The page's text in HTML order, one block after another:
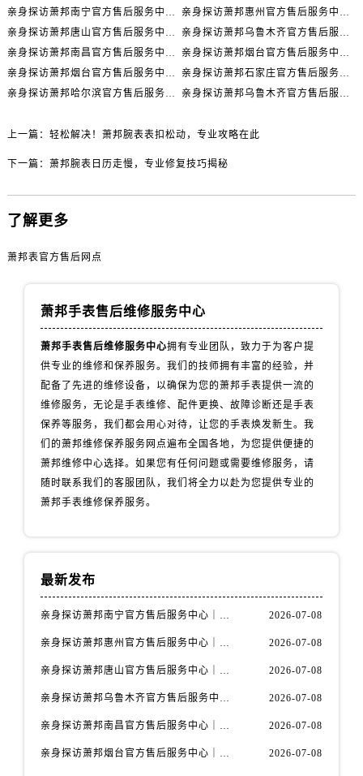
内蒙古自治区包头市青山区幸福路甲3号王府井百货名表维修萧邦售后服务中心（需提前预约）
内蒙古自治区赤峰市红山区哈达街萧邦售后服务中心（需提前预约）
内蒙古自治区鄂尔多斯市东胜区伊金霍洛街萧邦售后服务中心（需提前预约）
内蒙古自治区呼伦贝尔市海拉尔区中央街萧邦售后服务中心（需提前预约）
内蒙古自治区通辽市科尔沁区明仁大街萧邦售后服务中心（需提前预约）
山西省太原市迎泽区迎泽街道解放路15号亨得利名表维修授权店3楼萧邦售后服务中心（需提前预约）
安徽省池州市贵池区长江路萧邦售后服务中心（需提前预约）
亲身探访萧邦南宁官方售后服务中心｜网点地址与电话（2026年7月最新）
亲身探访萧邦惠州官方售后服务中心｜网点地址及热线（2026年7月最新）
亲身探访萧邦唐山官方售后服务中心｜全新地址及服务热线（2026年7月最新）
亲身探访萧邦乌鲁木齐官方售后服务中心｜网点地址与服务热线（2026年7月最新）
亲身探访萧邦南昌官方售后服务中心｜详细地址及客服热线（2026年7月最新）
亲身探访萧邦烟台官方售后服务中心｜全新官方服务电话与地址（2026年7月最新）
亲身探访萧邦烟台官方售后服务中心｜全部地址与客服热线（2026年7月最新）
亲身探访萧邦石家庄官方售后服务中心｜服务热线及办公地址（2026年7月最新）
亲身探访萧邦哈尔滨官方售后服务中心｜全新地址及服务热线（2026年7月最新）
亲身探访萧邦乌鲁木齐官方售后服务中心｜服务热线及办公地址（2026年7月最新）
上一篇： 轻松解决！萧邦腕表表扣松动，专业攻略在此
下一篇： 萧邦腕表日历走慢，专业修复技巧揭秘
了解更多
萧邦表官方售后网点
萧邦手表售后维修服务中心
萧邦手表售后维修服务中心拥有专业团队，致力于为客户提
供专业的维修和保养服务。我们的技师拥有丰富的经验，并
配备了先进的维修设备，以确保为您的萧邦手表提供一流的
维修服务，无论是手表维修、配件更换、故障诊断还是手表
保养等服务，我们都会用心对待，让您的手表焕发新生。我
们的萧邦维修保养服务网点遍布全国各地，为您提供便捷的
萧邦维修中心选择。如果您有任何问题或需要维修服务，请
随时联系我们的客服团队，我们将全力以赴为您提供专业的
萧邦手表维修保养服务。
最新发布
亲身探访萧邦南宁官方售后服务中心｜网点地址与电话（2026年7月最新） 2026-07-08
亲身探访萧邦惠州官方售后服务中心｜网点地址及热线（2026年7月最新） 2026-07-08
亲身探访萧邦唐山官方售后服务中心｜全新地址及服务热线（2026年7月最新） 2026-07-08
亲身探访萧邦乌鲁木齐官方售后服务中心｜网点地址与服务热线（2026年7月最新） 2026-07-08
亲身探访萧邦南昌官方售后服务中心｜详细地址及客服热线（2026年7月最新） 2026-07-08
亲身探访萧邦烟台官方售后服务中心｜全新官方服务电话与地址（2026年7月最新） 2026-07-08